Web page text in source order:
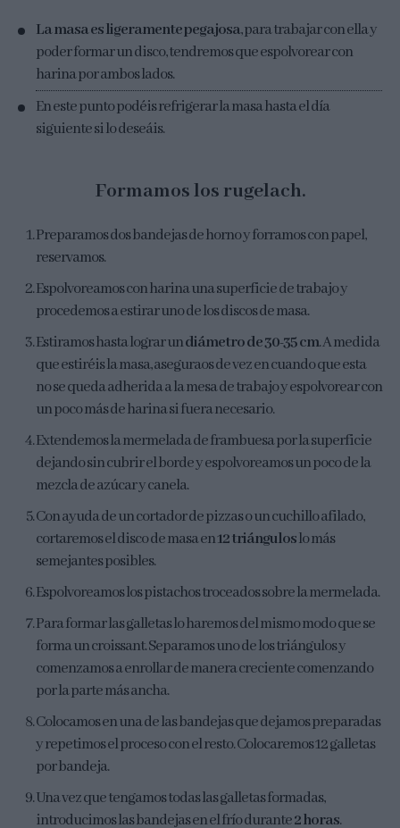
La masa es ligeramente pegajosa, para trabajar con ella y
poder formar un disco, tendremos que espolvorear con
harina por ambos lados.
En este punto podéis refrigerar la masa hasta el día
siguiente si lo deseáis.
Formamos los rugelach.
Preparamos dos bandejas de horno y forramos con papel,
reservamos.
Espolvoreamos con harina una superficie de trabajo y
procedemos a estirar uno de los discos de masa.
Estiramos hasta lograr undiámetro de 30-35 cm. A medida
que estiréis la masa, aseguraos de vez en cuando que esta
no se queda adherida a la mesa de trabajo y espolvorear con
un poco más de harina si fuera necesario.
Extendemos la mermelada de frambuesa por la superficie
dejando sin cubrir el borde y espolvoreamos un poco de la
mezcla de azúcar y canela.
Con ayuda de un cortador de pizzas o un cuchillo afilado,
cortaremos el disco de masa en12 triánguloslo más
semejantes posibles.
Espolvoreamos los pistachos troceados sobre la mermelada.
Para formar las galletas lo haremos del mismo modo que se
forma un croissant. Separamos uno de los triángulos y
comenzamos a enrollar de manera creciente comenzando
por la parte más ancha.
Colocamos en una de las bandejas que dejamos preparadas
y repetimos el proceso con el resto. Colocaremos 12 galletas
por bandeja.
Una vez que tengamos todas las galletas formadas,
introducimos las bandejas en el frío durante2 horas.